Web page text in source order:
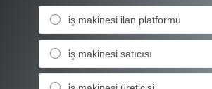
i̇ş makinesi ilan platformu
i̇ş makinesi satıcısı